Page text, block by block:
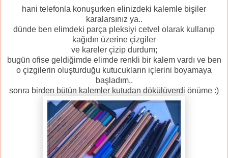
hani telefonla konuşurken elinizdeki kalemle bişiler
karalarsınız ya..
dünde ben elimdeki parça pleksiyi cetvel olarak kullanıp
kağıdın üzerine çizgiler
ve kareler çizip durdum;
bugün ofise geldiğimde elimde renkli bir kalem vardı ve ben
o çizgilerin oluşturduğu kutucukların içlerini boyamaya
başladım..
sonra birden bütün kalemler kutudan dökülüverdi önüme :)